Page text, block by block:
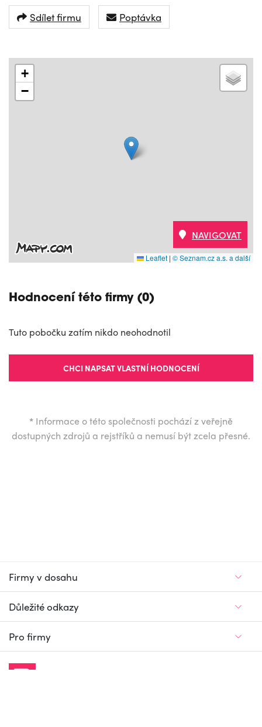
Sdílet firmu Poptávka
+
−
Leaflet | © Seznam.cz a.s. a další
NAVIGOVAT
Hodnocení této firmy (0)
Tuto pobočku zatím nikdo neohodnotil
CHCI NAPSAT VLASTNÍ HODNOCENÍ
* Informace o této společnosti pochází z veřejně
dostupných zdrojů a rejstříků a nemusí být zcela přesné.
Firmy v dosahu
Důležité odkazy
Pro firmy